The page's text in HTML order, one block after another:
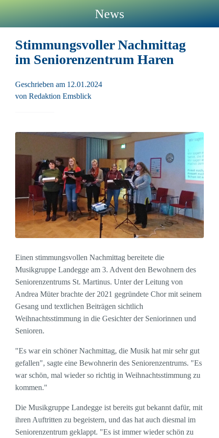
News
Stimmungsvoller Nachmittag
im Seniorenzentrum Haren
Geschrieben am 12.01.2024
von Redaktion Emsblick
Einen stimmungsvollen Nachmittag bereitete die
Musikgruppe Landegge am 3. Advent den Bewohnern des
Seniorenzentrums St. Martinus. Unter der Leitung von
Andrea Müter brachte der 2021 gegründete Chor mit seinem
Gesang und textlichen Beiträgen sichtlich
Weihnachtsstimmung in die Gesichter der Seniorinnen und
Senioren.
"Es war ein schöner Nachmittag, die Musik hat mir sehr gut
gefallen", sagte eine Bewohnerin des Seniorenzentrums. "Es
war schön, mal wieder so richtig in Weihnachtsstimmung zu
kommen."
Die Musikgruppe Landegge ist bereits gut bekannt dafür, mit
ihren Auftritten zu begeistern, und das hat auch diesmal im
Seniorenzentrum geklappt. "Es ist immer wieder schön zu